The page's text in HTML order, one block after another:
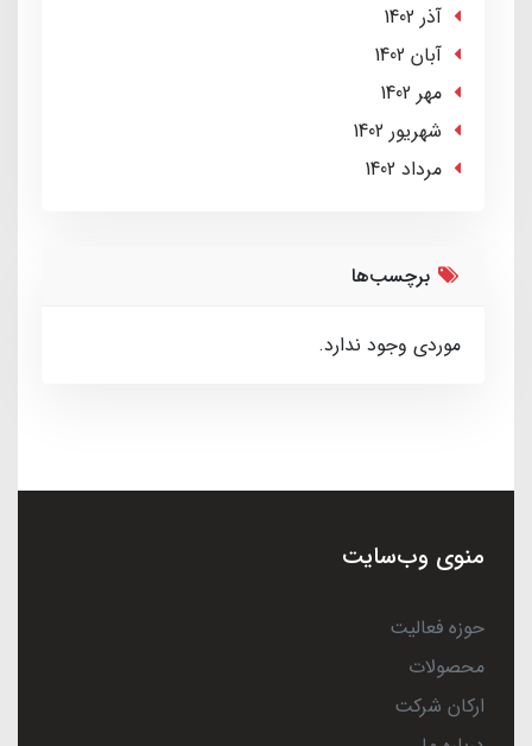
آذر 1402
آبان 1402
مهر 1402
شهریور 1402
مرداد 1402
برچسب‌ها
موردی وجود ندارد.
منوی وب‌سایت
حوزه فعالیت
محصولات
ارکان شرکت